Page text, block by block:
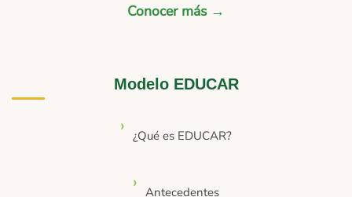
Conocer más →
Modelo EDUCAR
¿Qué es EDUCAR?
Antecedentes